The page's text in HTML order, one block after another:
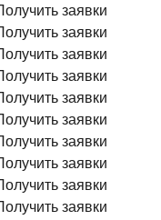
заявки
заявки
заявки
заявки
заявки
заявки
заявки
заявки
заявки
заявки